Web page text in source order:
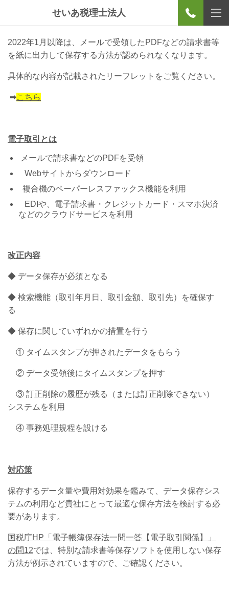
せいあ税理士法人
2022年1 月以降は、メールで受領した PDFなどの請求書等
を紙に出力して保存する方法が認められなくなります。
具体的な内容が記載されたリーフレットをご覧ください。
➡こちら
電子取引とは
メールで請求書などのPDFを受領
Webサイトからダウンロード
複合機のペーパーレスファックス機能を利用
EDI や、電子請求書・クレジットカード・スマホ決済
などのクラウドサービスを利用
改正内容
◆ データ保存が必須となる
◆ 検索機能（取引年月日、取引金額、取引先）を確保す
る
◆ 保存に関していずれかの措置を行う
① タイムスタンプが押されたデータをもらう
② データ受領後にタイムスタンプを押す
③ 訂正削除の履歴が残る（または訂正削除できない）
システムを利用
④ 事務処理規程を設ける
対応策
保存するデータ量や費用対効果を鑑みて、データ保存シス
テムの利用など貴社にとって最適な保存方法を検討する必
要があります。
国税庁HP 「電子帳簿保存法一問一答【電子取引関係】」
の問12では、特別な請求書等保存ソフトを使用しない保存
方法が例示されていますので、ご確認ください。